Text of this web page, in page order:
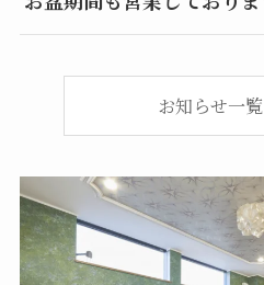
初回無
当事務所では、司法書士
いて、私たちの知識と経
望や疑問にお答えします。
相続登記、遺言書作成、民
人登記を始め、幅広い分
お知らせ一